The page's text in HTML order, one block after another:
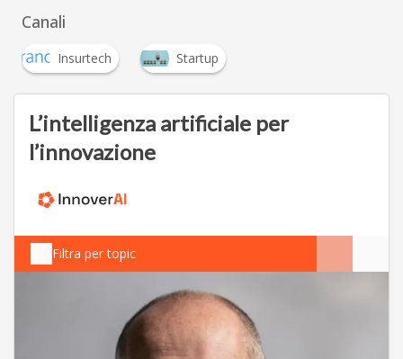
Canali
Insurtech Startup
L’intelligenza artificiale per
l’innovazione
Filtra per topic